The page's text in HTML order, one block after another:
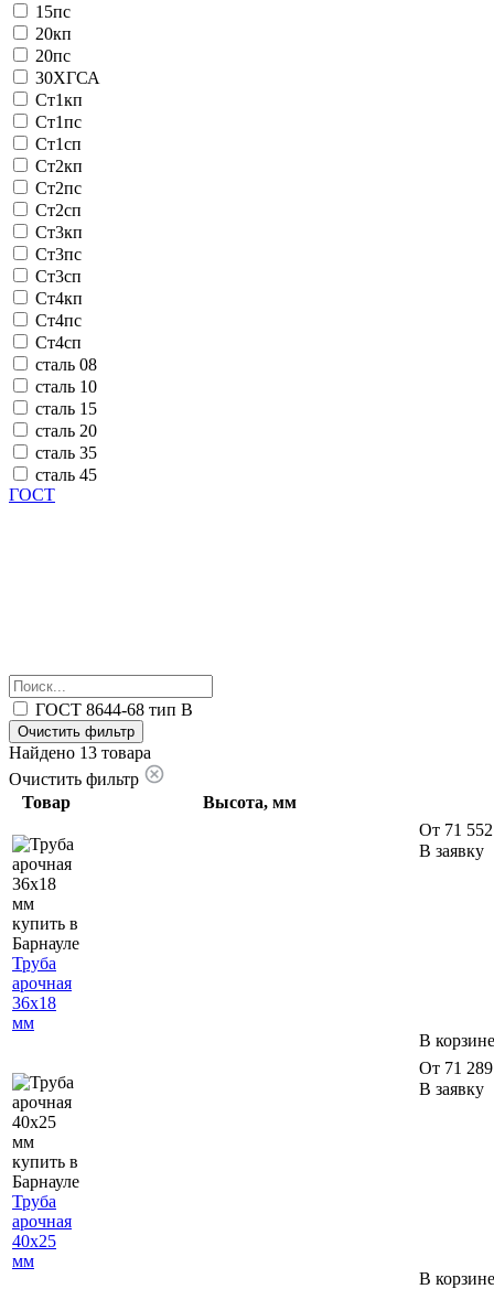
15пс
20кп
20пс
30ХГСА
Ст1кп
Ст1пс
Ст1сп
Ст2кп
Ст2пс
Ст2сп
Ст3кп
Ст3пс
Ст3сп
Ст4кп
Ст4пс
Ст4сп
сталь 08
сталь 10
сталь 15
сталь 20
сталь 35
сталь 45
ГОСТ
ГОСТ 8644-68 тип В
Очистить фильтр
Найдено 13 товара
Очистить фильтр
Товар
Высота, мм
Труба
арочная
36х18
мм
От 71
В заявку
В корзине
Труба
арочная
40х25
мм
От 71
В заявку
В корзине